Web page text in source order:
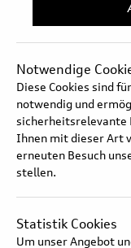
Elektrik /
Der Bereich Elektrik/
umfasst die
und
Notwendige
Diese Cookies sind
notwendig und
sicherheitsrelevante
Ihnen mit dieser Art
erneuten Besuch
stellen.
Statistik Cookies
Um unser Angebot